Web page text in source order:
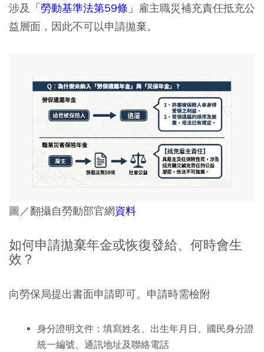
涉及 「勞動基準法第59條」 雇主職災補充責任抵充公
益層面，因此不可以申請拋棄。
圖／翻攝自勞動部官網資料
如何申請拋棄年金或恢復發給、何時會生
效？
向勞保局提出書面申請即可。申請時需檢附
身分證明文件：填寫姓名、出生年月日、國民身分證
統一編號、通訊地址及聯絡電話